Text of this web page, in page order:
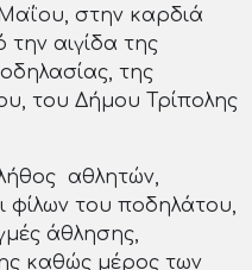
στην καρδιά
την αιγίδα της
της
του Δήμου Τρίπολης
αθλητών,
φίλων του ποδηλάτου,
άθλησης,
καθώς μέρος των